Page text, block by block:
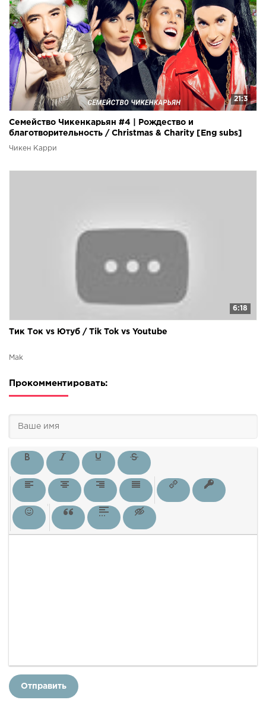
21:3
Семейство Чикенкарьян #4 | Рождество и
благотворительность / Christmas & Charity [Eng subs]
Чикен Карри
6:18
Тик Ток vs Ютуб / Tik Tok vs Youtube
Mak
Прокомментировать:
Отправить